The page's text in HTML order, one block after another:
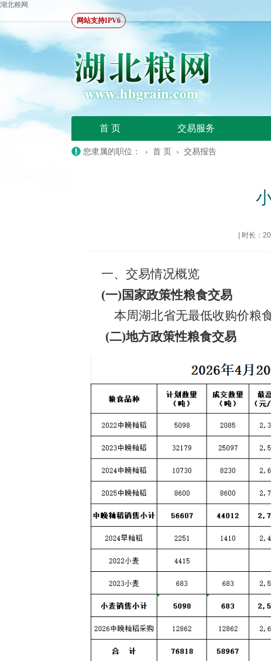
湖北粮网
网站支持IPV6
首 页 交易服务
您隶属的职位： › 首 页 › 交易报告
时长：
一、交易情况概览
(一)国家政策性粮食交易
本周湖北省无最低收购价粮
(二)地方政策性粮食交易